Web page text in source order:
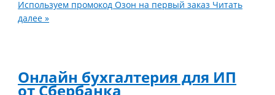
Используем промокод Oзон на первый заказ Читать
далее »
Онлайн бухгалтерия для ИП
от Сбербанка